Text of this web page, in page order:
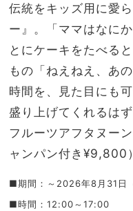
伝統をキッズ用に愛
ー』。「ママはなに
とにケーキをたべる
もの「ねえねえ、あ
時間を、見た目にも
盛り上げてくれるは
フルーツアフタヌー
ャンパン付き¥9,800
■期間：～2026年8月31日
■時間：12:00～17:00